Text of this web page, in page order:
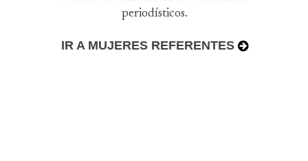
periodísticos.
IR A MUJERES REFERENTES